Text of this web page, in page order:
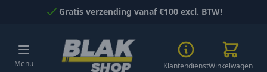
Naar inhoud gaanGratis verzending vanaf €100 excl. BTW!
Menu KlantendienstWinkelwagen